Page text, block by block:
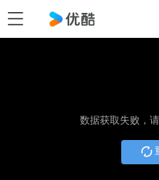
数据获取失败，